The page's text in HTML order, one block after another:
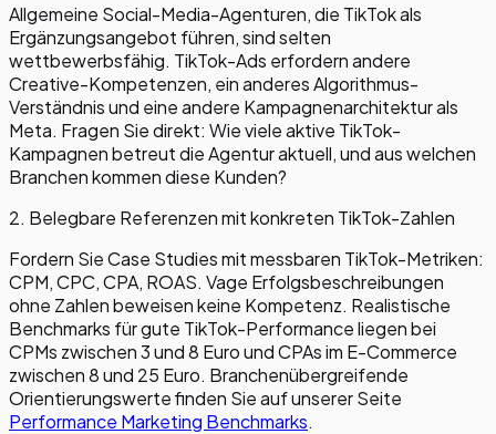
Allgemeine Social-Media-Agenturen, die TikTok als
Ergänzungsangebot führen, sind selten
wettbewerbsfähig. TikTok-Ads erfordern andere
Creative-Kompetenzen, ein anderes Algorithmus-
Verständnis und eine andere Kampagnenarchitektur als
Meta. Fragen Sie direkt: Wie viele aktive TikTok-
Kampagnen betreut die Agentur aktuell, und aus welchen
Branchen kommen diese Kunden?
2. Belegbare Referenzen mit konkreten TikTok-Zahlen
Fordern Sie Case Studies mit messbaren TikTok-Metriken:
CPM, CPC, CPA, ROAS. Vage Erfolgsbeschreibungen
ohne Zahlen beweisen keine Kompetenz. Realistische
Benchmarks für gute TikTok-Performance liegen bei
CPMs zwischen 3 und 8 Euro und CPAs im E-Commerce
zwischen 8 und 25 Euro. Branchenübergreifende
Orientierungswerte finden Sie auf unserer Seite
Performance Marketing Benchmarks.